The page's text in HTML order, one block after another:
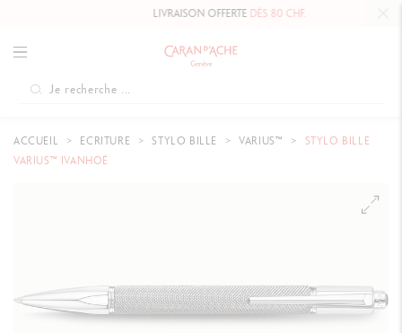
LIVRAISON OFFERTEDÈS 80 CHF.
ACCUEIL ECRITURE STYLO BILLE VARIUS™
STYLO BILLE
VARIUS™ IVANHOÉ